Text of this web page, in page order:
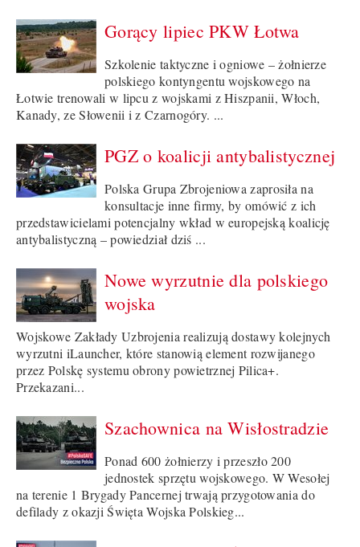
Gorący lipiec PKW Łotwa
Szkolenie taktyczne i ogniowe – żołnierze
polskiego kontyngentu wojskowego na
Łotwie trenowali w lipcu z wojskami z Hiszpanii, Włoch,
Kanady, ze Słowenii i z Czarnogóry. ...
PGZ o koalicji antybalistycznej
Polska Grupa Zbrojeniowa zaprosiła na
konsultacje inne firmy, by omówić z ich
przedstawicielami potencjalny wkład w europejską koalicję
antybalistyczną – powiedział dziś ...
Nowe wyrzutnie dla polskiego
wojska
Wojskowe Zakłady Uzbrojenia realizują dostawy kolejnych
wyrzutni iLauncher, które stanowią element rozwijanego
przez Polskę systemu obrony powietrznej Pilica+.
Przekazani...
Szachownica na Wisłostradzie
Ponad 600 żołnierzy i przeszło 200
jednostek sprzętu wojskowego. W Wesołej
na terenie 1 Brygady Pancernej trwają przygotowania do
defilady z okazji Święta Wojska Polskieg...